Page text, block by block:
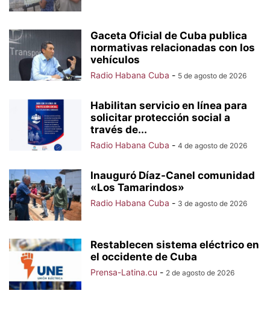
Gaceta Oficial de Cuba publica
normativas relacionadas con los
vehículos
Radio Habana Cuba - 5 de agosto de 2026
Habilitan servicio en línea para
solicitar protección social a
través de...
Radio Habana Cuba - 4 de agosto de 2026
Inauguró Díaz-Canel comunidad
«Los Tamarindos»
Radio Habana Cuba - 3 de agosto de 2026
Restablecen sistema eléctrico en
el occidente de Cuba
Prensa-Latina.cu - 2 de agosto de 2026